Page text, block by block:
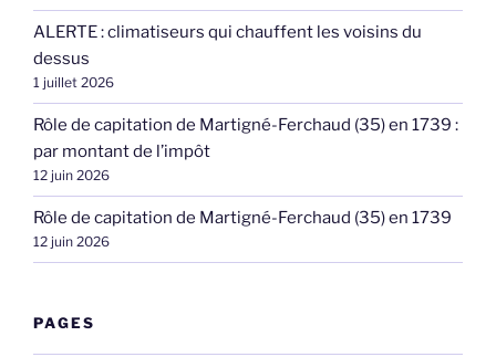
ALERTE : climatiseurs qui chauffent les voisins du
dessus
1 juillet 2026
Rôle de capitation de Martigné-Ferchaud (35) en 1739 :
par montant de l’impôt
12 juin 2026
Rôle de capitation de Martigné-Ferchaud (35) en 1739
12 juin 2026
PAGES